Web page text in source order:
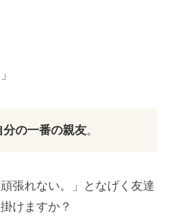
分の一番の親友。
張れない。」となげく友達
けますか？